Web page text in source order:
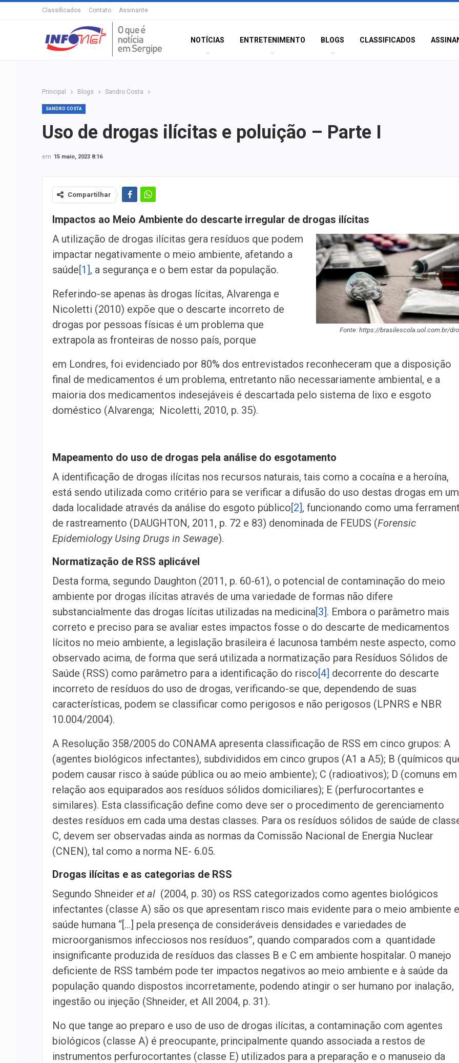
Classificados Contato Assinante
NOTÍCIAS ENTRETENIMENTO BLOGS CLASSIFICADOS
Principal Blogs Sandro Costa
SANDRO COSTA
Uso de drogas ilícitas e poluição – Parte I
em 15 maio, 2023 8:16
Compartilhar
Impactos ao Meio Ambiente do descarte irregular de drogas ilícitas
Fonte: https://brasilescola.uol.com.br/
A utilização de drogas ilícitas gera resíduos que podem
impactar negativamente o meio ambiente, afetando a
saúde[1], a segurança e o bem estar da população.
Referindo-se apenas às drogas lícitas, Alvarenga e
Nicoletti (2010) expõe que o descarte incorreto de
drogas por pessoas físicas é um problema que
extrapola as fronteiras de nosso país, porque
em Londres, foi evidenciado por 80% dos entrevistados reconheceram que a disposição
final de medicamentos é um problema, entretanto não necessariamente ambiental, e a
maioria dos medicamentos indesejáveis é descartada pelo sistema de lixo e esgoto
doméstico (Alvarenga; Nicoletti, 2010, p. 35).
Mapeamento do uso de drogas pela análise do esgotamento
A identificação de drogas ilícitas nos recursos naturais, tais como a cocaína e a heroína,
está sendo utilizada como critério para se verificar a difusão do uso destas drogas em
dada localidade através da análise do esgoto público[2], funcionando como uma
de rastreamento (DAUGHTON, 2011, p. 72 e 83) denominada de FEUDS (Forensic
Epidemiology Using Drugs in Sewage).
Normatização de RSS aplicável
Desta forma, segundo Daughton (2011, p. 60-61), o potencial de contaminação do meio
ambiente por drogas ilícitas através de uma variedade de formas não difere
substancialmente das drogas lícitas utilizadas na medicina[3]. Embora o parâmetro mais
correto e preciso para se avaliar estes impactos fosse o do descarte de medicamentos
lícitos no meio ambiente, a legislação brasileira é lacunosa também neste aspecto, como
observado acima, de forma que será utilizada a normatização para Resíduos Sólidos de
Saúde (RSS) como parâmetro para a identificação do risco[4] decorrente do descarte
incorreto de resíduos do uso de drogas, verificando-se que, dependendo de suas
características, podem se classificar como perigosos e não perigosos (LPNRS e NBR
10.004/2004).
A Resolução 358/2005 do CONAMA apresenta classificação de RSS em cinco grupos: A
(agentes biológicos infectantes), subdivididos em cinco grupos (A1 a A5); B (químicos
podem causar risco à saúde pública ou ao meio ambiente); C (radioativos); D (comuns em
relação aos equiparados aos resíduos sólidos domiciliares); E (perfurocortantes e
similares). Esta classificação define como deve ser o procedimento de gerenciamento
destes resíduos em cada uma destas classes. Para os resíduos sólidos de saúde de
C, devem ser observadas ainda as normas da Comissão Nacional de Energia Nuclear
(CNEN), tal como a norma NE- 6.05.
Drogas ilícitas e as categorias de RSS
Segundo Shneider et al (2004, p. 30) os RSS categorizados como agentes biológicos
infectantes (classe A) são os que apresentam risco mais evidente para o meio ambiente
saúde humana “[…] pela presença de consideráveis densidades e variedades de
microorganismos infecciosos nos resíduos”, quando comparados com a quantidade
insignificante produzida de resíduos das classes B e C em ambiente hospitalar. O manejo
deficiente de RSS também pode ter impactos negativos ao meio ambiente e à saúde da
população quando dispostos incorretamente, podendo atingir o ser humano por inalação,
ingestão ou injeção (Shneider, et All 2004, p. 31).
No que tange ao preparo e uso de uso de drogas ilícitas, a contaminação com agentes
biológicos (classe A) é preocupante, principalmente quando associada a restos de
instrumentos perfurocortantes (classe E) utilizados para a preparação e o manuseio da
do Aeroporto
MPSE alerta para
ilegalidade de
policiais em
Aposta de
quina da Mega-
mais de R$ 52…
inscrições para
em cursos